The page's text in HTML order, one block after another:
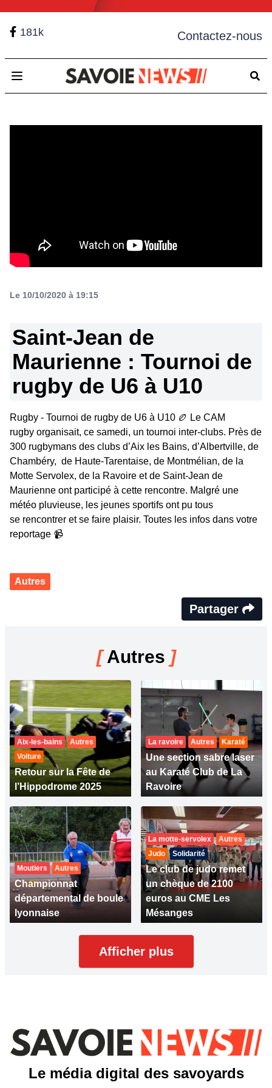
181k Contactez-nous
Open main menu
Le 10/10/2020 à 19:15
Saint-Jean de
Maurienne : Tournoi de
rugby de U6 à U10
Rugby - Tournoi de rugby de U6 à U10 🏉 Le CAM
rugby organisait, ce samedi, un tournoi inter-clubs. Près de
300 rugbymans des clubs d’Aix les Bains, d’Albertville, de
Chambéry, de Haute-Tarentaise, de Montmélian, de la
Motte Servolex, de la Ravoire et de Saint-Jean de
Maurienne ont participé à cette rencontre. Malgré une
météo pluvieuse, les jeunes sportifs ont pu tous
se rencontrer et se faire plaisir. Toutes les infos dans votre
reportage 📹
Autres
Partager
[Autres ]
Aix-les-bains
Autres
Voiture
Retour sur la Fête de
l’Hippodrome 2025
La ravoire Autres Karaté
Une section sabre laser
au Karaté Club de La
Ravoire
Moutiers Autres
Championnat
départemental de boule
lyonnaise
La motte-servolex
Autres
Judo
Solidarité
Le club de judo remet
un chèque de 2100
euros au CME Les
Mésanges
Afficher plus
Le média digital des savoyards